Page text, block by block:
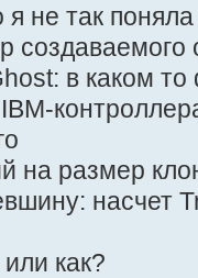
я не так
создаваемого
в каком
на размер
насчет
как?